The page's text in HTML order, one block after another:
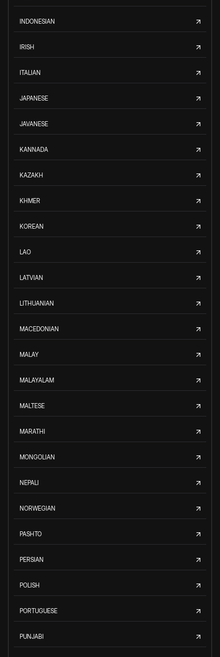
INDONESIAN
IRISH
ITALIAN
JAPANESE
JAVANESE
KANNADA
KAZAKH
KHMER
KOREAN
LAO
LATVIAN
LITHUANIAN
MACEDONIAN
MALAY
MALAYALAM
MALTESE
MARATHI
MONGOLIAN
NEPALI
NORWEGIAN
PASHTO
PERSIAN
POLISH
PORTUGUESE
PUNJABI